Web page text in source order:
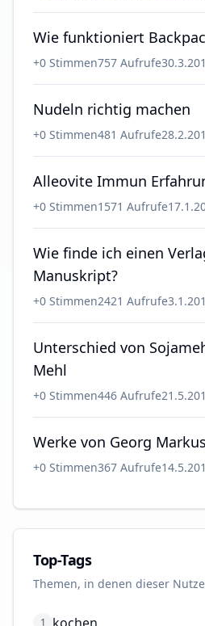
Wie funktioniert
+0 Stimmen757 Aufrufe
Nudeln richtig machen
+0 Stimmen481 Aufrufe
Alleovite Immun
+0 Stimmen1571 Aufrufe
Wie finde ich einen
Manuskript?
+0 Stimmen2421 Aufrufe
Unterschied von
Mehl
+0 Stimmen446 Aufrufe
Werke von Georg
+0 Stimmen367 Aufrufe
Top-Tags
Themen, in denen dieser
1